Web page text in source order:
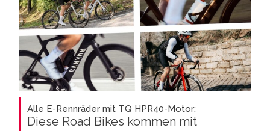
Alle E-Rennräder mit TQ HPR40-Motor:
Diese Road Bikes kommen mit